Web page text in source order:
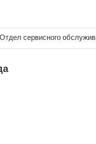
Отдел сервисного